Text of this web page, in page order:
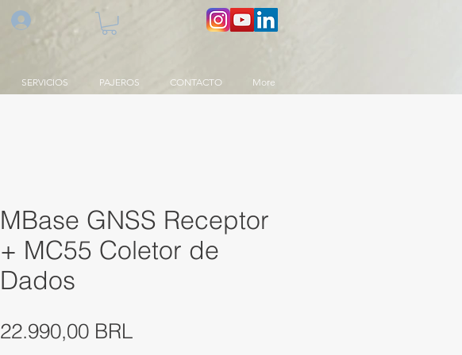
SERVICIOS PAJEROS CONTACTO More
MBase GNSS Receptor
+ MC55 Coletor de
Dados
22.990,00 BRLPrecio